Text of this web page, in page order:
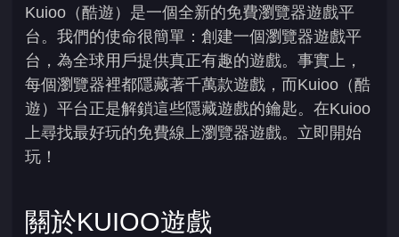
Kuioo（酷遊）是一個全新的免費瀏覽器遊戲平
台。我們的使命很簡單：創建一個瀏覽器遊戲平
台，為全球用戶提供真正有趣的遊戲。事實上，
每個瀏覽器裡都隱藏著千萬款遊戲，而Kuioo（酷
遊）平台正是解鎖這些隱藏遊戲的鑰匙。在Kuioo
上尋找最好玩的免費線上瀏覽器遊戲。立即開始
玩！
關於KUIOO遊戲